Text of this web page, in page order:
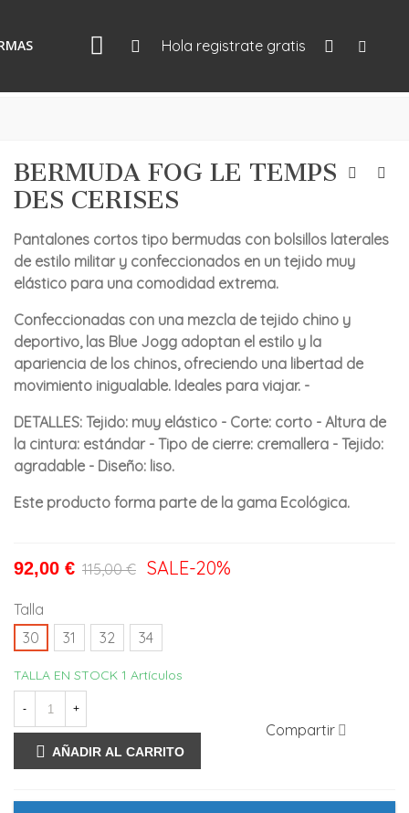
Hola registrate gratis
BERMUDA FOG LE TEMPS
DES CERISES
Pantalones cortos tipo bermudas con bolsillos laterales
de estilo militar y confeccionados en un tejido muy
elástico para una comodidad extrema.
Confeccionadas con una mezcla de tejido chino y
deportivo, las Blue Jogg adoptan el estilo y la
apariencia de los chinos, ofreciendo una libertad de
movimiento inigualable. Ideales para viajar. -
DETALLES: Tejido: muy elástico - Corte: corto - Altura de
la cintura: estándar - Tipo de cierre: cremallera - Tejido:
agradable - Diseño: liso.
Este producto forma parte de la gama Ecológica.
92,00 € 115,00 € SALE-20%
Talla
30
31 32 34
TALLA EN STOCK 1 Artículos
- +
AÑADIR AL CARRITO
Compartir